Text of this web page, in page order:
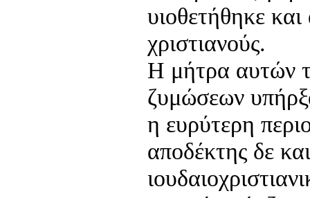
υιοθετήθηκε
χριστιανούς.
Η μήτρα αυτών
ζυμώσεων
η ευρύτερη
αποδέκτης δε